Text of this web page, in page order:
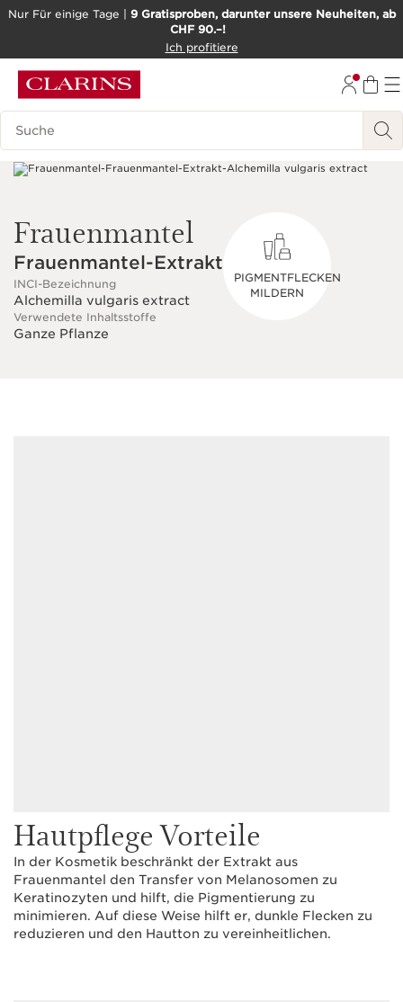
BARRIEREFREIHEITSWERKZEUG
Nur Für einige Tage | 9 Gratisproben, darunter unsere Neuheiten, ab
CHF 90.–!
Ich profitiere
Legende suchen
Frauenmantel
Frauenmantel-Extrakt
INCI-Bezeichnung
Alchemilla vulgaris extract
Verwendete Inhaltsstoffe
Ganze Pflanze
PIGMENTFLECKEN
MILDERN
Hautpflege Vorteile
In der Kosmetik beschränkt der Extrakt aus
Frauenmantel den Transfer von Melanosomen zu
Keratinozyten und hilft, die Pigmentierung zu
minimieren. Auf diese Weise hilft er, dunkle Flecken zu
reduzieren und den Hautton zu vereinheitlichen.